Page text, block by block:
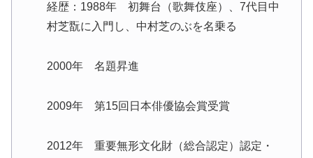
経歴：1988年 初舞台（歌舞伎座）、7代目中
村芝翫に入門し、中村芝のぶを名乗る
2000年 名題昇進
2009年 第15回日本俳優協会賞受賞
2012年 重要無形文化財（総合認定）認定・